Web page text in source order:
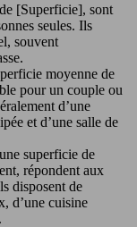
[Superficie], sont
seules. Ils
souvent
moyenne de
pour un couple ou
d’une
et d’une salle de
superficie de
répondent aux
disposent de
d’une cuisine